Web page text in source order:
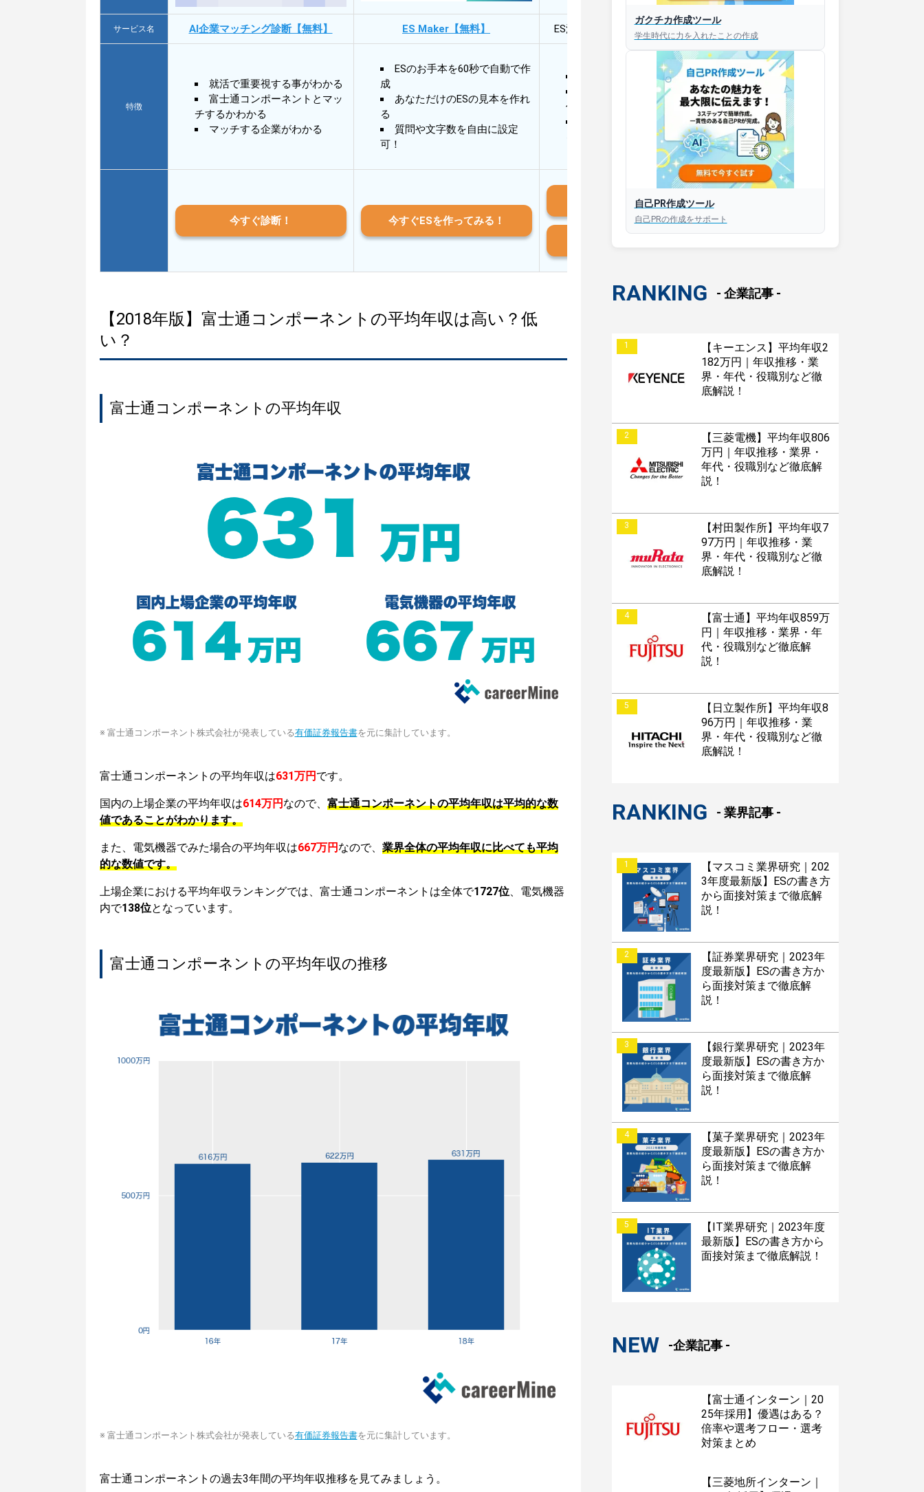
サービス名 AI企業マッチング診断【無料】 ES Maker【無料】 ES添削・面接対策アプリ【無料】
特徴
就活で重要視する事がわかる
富士通コンポーネントとマッ
チするかわかる
マッチする企業がわかる
ESのお手本を60秒で自動で作
成
あなただけのESの見本を作れ
る
質問や文字数を自由に設定
可！
30秒以内にあなたのESを添削
30秒以内にあなただけのESを
作成
AIと対話して面接練習ができ
今すぐ診断！ 今すぐESを作ってみる！
iOS版はこちら
【2018年版】富士通コンポーネントの平均年収は高い？低
い？
富士通コンポーネントの平均年収
※ 富士通コンポーネント株式会社が発表している有価証券報告書を元に集計しています。
富士通コンポーネントの平均年収は631万円 です。
国内の上場企業の平均年収は614万円 なので、 富士通コンポーネントの平均年収は平均的な数
値であることがわかります。
また、電気機器でみた場合の平均年収は667万円 なので、 業界全体の平均年収に比べても平均
的な数値です。
上場企業における平均年収ランキングでは、富士通コンポーネントは全体で1727位、電気機器
内で138位となっています。
富士通コンポーネントの平均年収の推移
※ 富士通コンポーネント株式会社が発表している有価証券報告書を元に集計しています。
富士通コンポーネントの過去3年間の平均年収推移を見てみましょう。
ガクチカ作成ツール
学生時代に力を入れたことの作成
自己PR作成ツール
自己PRの作成をサポート
RANKING - 企業記事 -
1
【キーエンス】平均年収2
182万円｜年収推移・業
界・年代・役職別など徹
底解説！
2
【三菱電機】平均年収806
万円｜年収推移・業界・
年代・役職別など徹底解
説！
3
【村田製作所】平均年収7
97万円｜年収推移・業
界・年代・役職別など徹
底解説！
4
【富士通】平均年収859万
円｜年収推移・業界・年
代・役職別など徹底解
説！
5
【日立製作所】平均年収8
96万円｜年収推移・業
界・年代・役職別など徹
底解説！
RANKING - 業界記事 -
1
【マスコミ業界研究｜202
3年度最新版】ESの書き方
から面接対策まで徹底解
説！
2
【証券業界研究｜2023年
度最新版】ESの書き方か
ら面接対策まで徹底解
説！
3
【銀行業界研究｜2023年
度最新版】ESの書き方か
ら面接対策まで徹底解
説！
4
【菓子業界研究｜2023年
度最新版】ESの書き方か
ら面接対策まで徹底解
説！
5
【IT業界研究｜2023年度
最新版】ESの書き方から
面接対策まで徹底解説！
NEW -企業記事 -
【富士通インターン｜20
25年採用】優遇はある？
倍率や選考フロー・選考
対策まとめ
【三菱地所インターン｜